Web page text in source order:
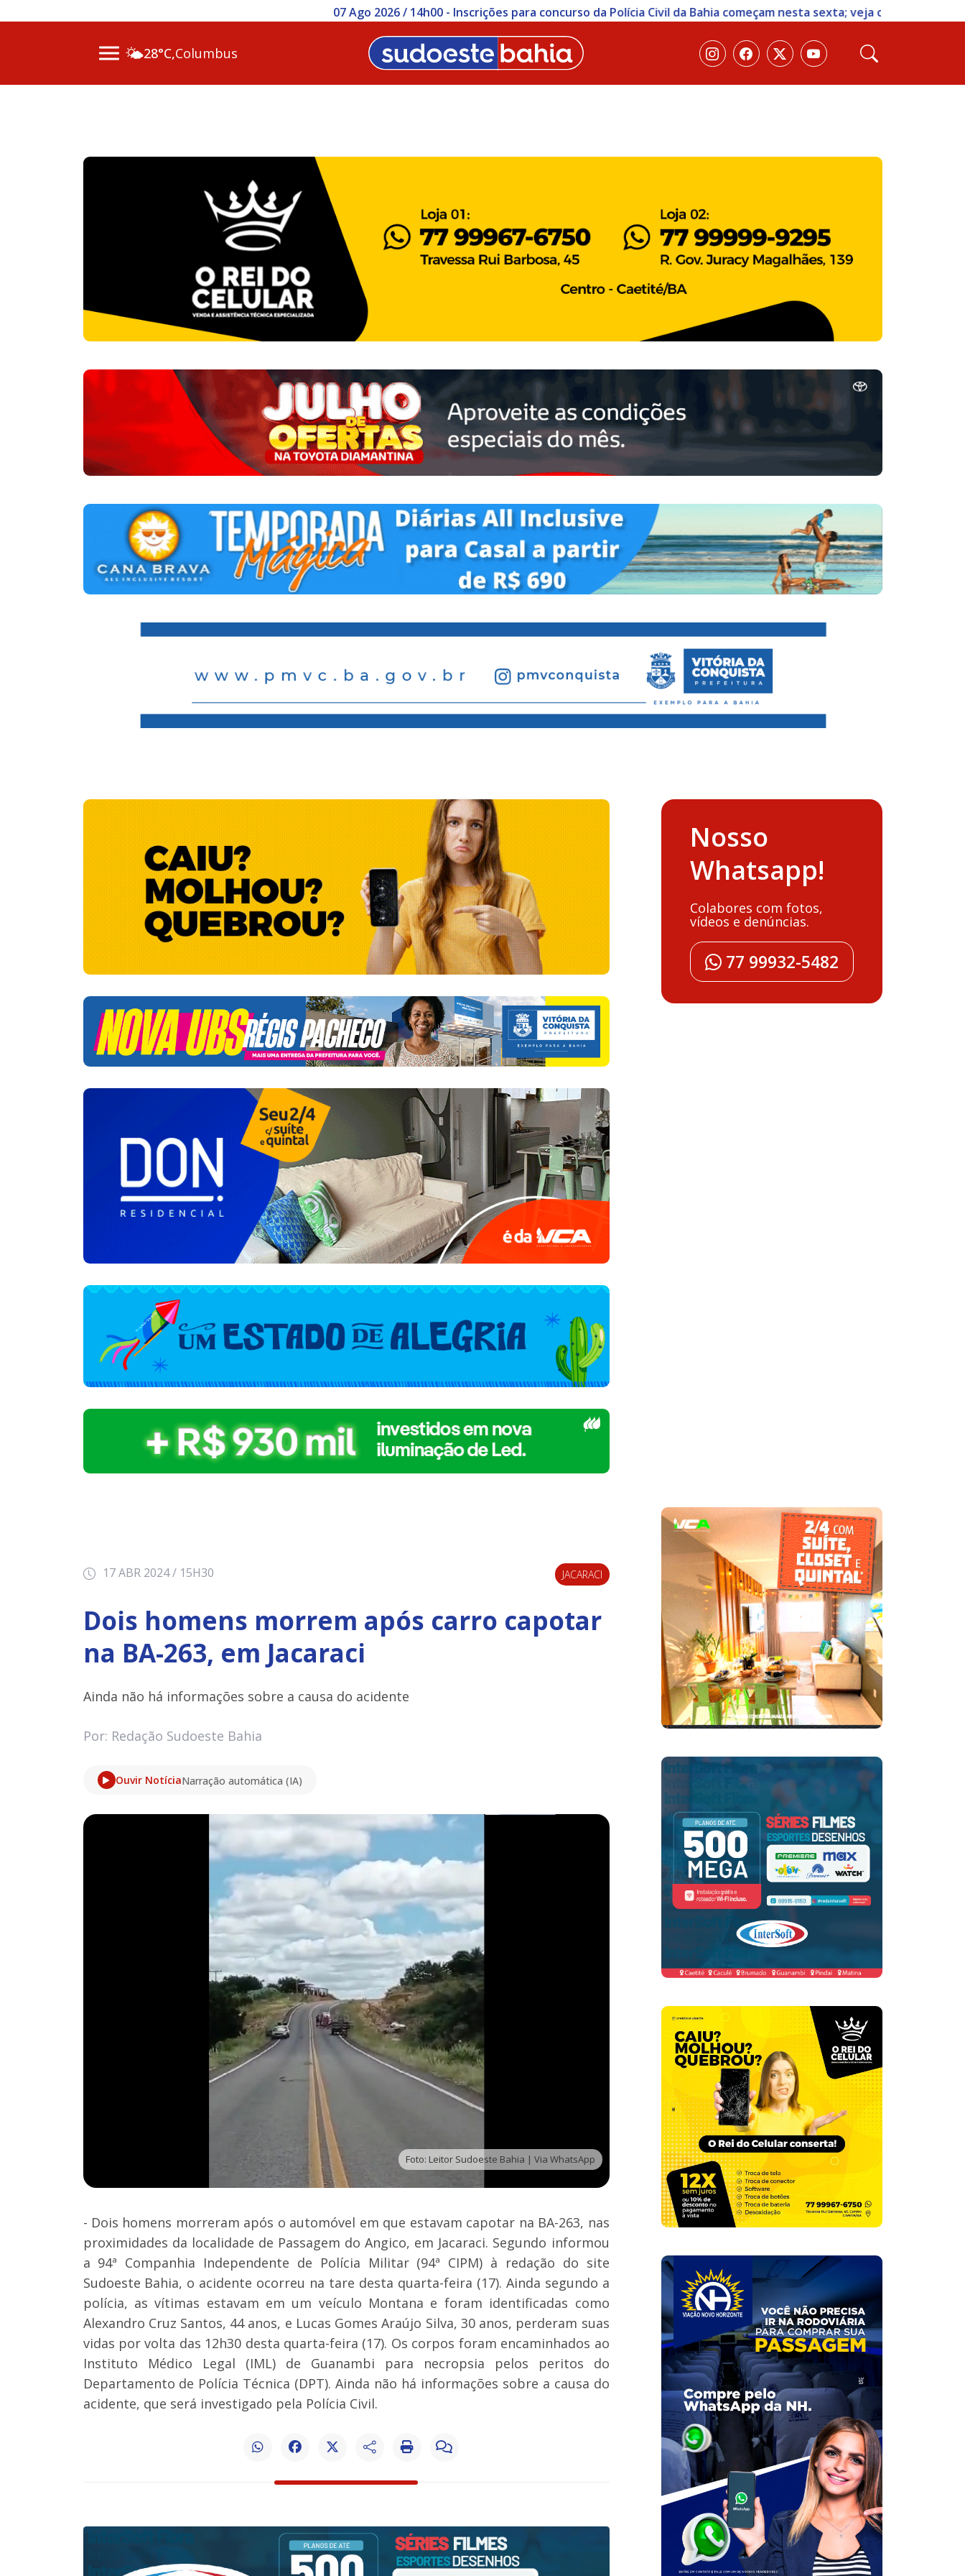
07 Ago 2026 / 14h00 - Inscrições para concurso da Polícia Civil da Bahia começam nesta sexta; veja como participar
🌤️28°C,Columbus
17 ABR 2024 / 15H30 JACARACI
Dois homens morrem após carro capotar
na BA-263, em Jacaraci
Ainda não há informações sobre a causa do acidente
Por: Redação Sudoeste Bahia
Ouvir NotíciaNarração automática (IA)
Foto: Leitor Sudoeste Bahia | Via WhatsApp
- Dois homens morreram após o automóvel em que estavam capotar na BA-263, nas
proximidades da localidade de Passagem do Angico, em Jacaraci. Segundo informou
a 94ª Companhia Independente de Polícia Militar (94ª CIPM) à redação do site
Sudoeste Bahia, o acidente ocorreu na tare desta quarta-feira (17). Ainda segundo a
polícia, as vítimas estavam em um veículo Montana e foram identificadas como
Alexandro Cruz Santos, 44 anos, e Lucas Gomes Araújo Silva, 30 anos, perderam suas
vidas por volta das 12h30 desta quarta-feira (17). Os corpos foram encaminhados ao
Instituto Médico Legal (IML) de Guanambi para necropsia pelos peritos do
Departamento de Polícia Técnica (DPT). Ainda não há informações sobre a causa do
acidente, que será investigado pela Polícia Civil.
Nosso
Whatsapp!
Colabores com fotos,
vídeos e denúncias.
77 99932-5482